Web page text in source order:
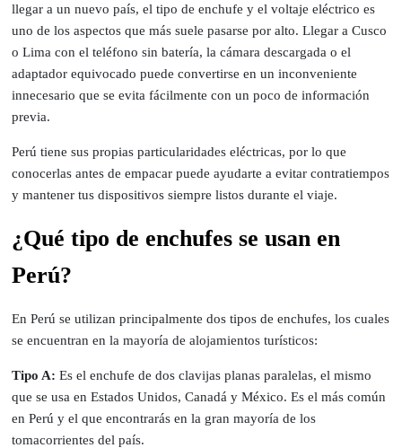
llegar a un nuevo país, el tipo de enchufe y el voltaje eléctrico es
uno de los aspectos que más suele pasarse por alto. Llegar a Cusco
o Lima con el teléfono sin batería, la cámara descargada o el
adaptador equivocado puede convertirse en un inconveniente
innecesario que se evita fácilmente con un poco de información
previa.
Perú tiene sus propias particularidades eléctricas, por lo que
conocerlas antes de empacar puede ayudarte a evitar contratiempos
y mantener tus dispositivos siempre listos durante el viaje.
¿Qué tipo de enchufes se usan en
Perú?
En Perú se utilizan principalmente dos tipos de enchufes, los cuales
se encuentran en la mayoría de alojamientos turísticos:
Tipo A: Es el enchufe de dos clavijas planas paralelas, el mismo
que se usa en Estados Unidos, Canadá y México. Es el más común
en Perú y el que encontrarás en la gran mayoría de los
tomacorrientes del país.